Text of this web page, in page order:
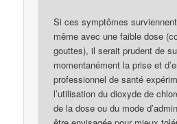
Si ces symptômes
même avec une faible dose
gouttes), il serait prudent de
momentanément la prise et
professionnel de santé
l’utilisation du dioxyde de
de la dose ou du mode